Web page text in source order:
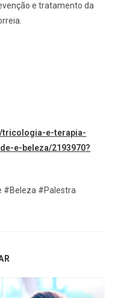
e tratamento da
tricologia-e-terapia-
e-beleza/2193970?
#Beleza #Palestra